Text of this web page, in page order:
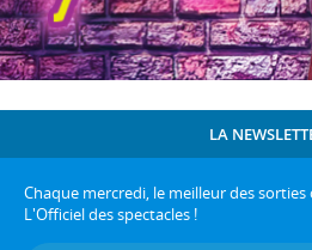
LA
Chaque mercredi, le meilleur des sorties
L'Officiel des spectacles !